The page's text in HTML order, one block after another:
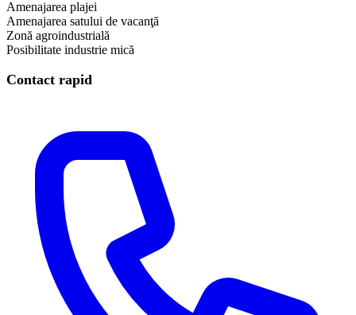
Amenajarea plajei
Amenajarea satului de vacanţă
Zonă agroindustrială
Posibilitate industrie mică
Contact rapid